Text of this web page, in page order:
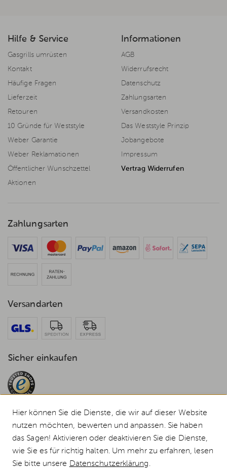
Hilfe & Service
Gasgrills umrüsten
Kontakt
Häufige Fragen
Lieferzeit
Retouren
10 Gründe für Weststyle
Weber Garantie
Weber Reklamationen
Öffentlicher Wunschzettel
Aktionen
Informationen
AGB
Widerrufsrecht
Datenschutz
Zahlungsarten
Versandkosten
Das Weststyle Prinzip
Jobangebote
Impressum
Vertrag Widerrufen
Zahlungsarten
Versandarten
Sicher einkaufen
© 2026 Weststyle GmbH · Europas grosser Weber Spezialist
Alle Preise inkl. MwSt., inkl. Verpackungskosten und zzgl.
Hier können Sie die Dienste, die wir auf dieser Website
nutzen möchten, bewerten und anpassen. Sie haben
das Sagen! Aktivieren oder deaktivieren Sie die Dienste,
wie Sie es für richtig halten. Um mehr zu erfahren, lesen
Sie bitte unsere Datenschutzerklärung.